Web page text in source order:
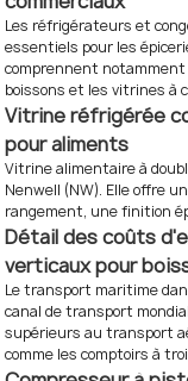
Les réfrigérateurs et
essentiels pour les
comprennent
boissons et les vitrines à
Vitrine réfrigérée
pour aliments
Vitrine alimentaire à
Nenwell (NW). Elle offre
rangement, une finition
Détail des coûts
verticaux pour
Le transport maritime
canal de transport
supérieurs au transport
comme les comptoirs à